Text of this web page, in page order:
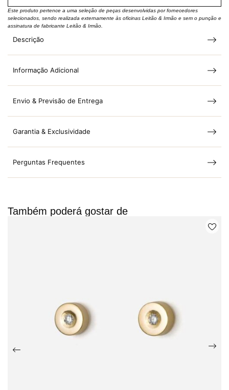
Este produto pertence a uma seleção de peças desenvolvidas por fornecedores
selecionados, sendo realizada externamente às oficinas Leitão & Irmão e sem o punção e
assinatura de fabricante Leitão & Irmão.
Descrição
Informação Adicional
Envio & Previsão de Entrega
Garantia & Exclusividade
Perguntas Frequentes
Também poderá gostar de